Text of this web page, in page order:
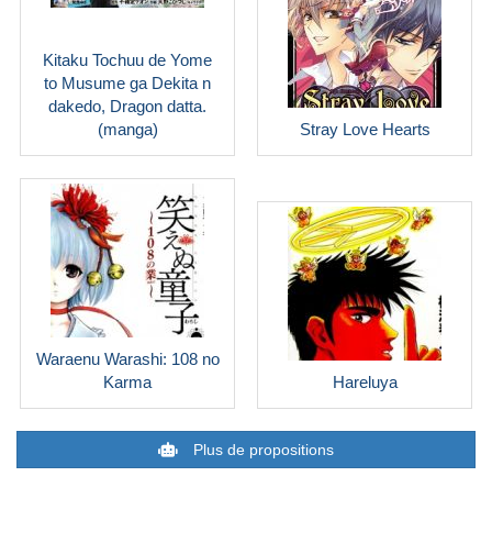
Kitaku Tochuu de Yome
to Musume ga Dekita n
dakedo, Dragon datta.
(manga)
Stray Love Hearts
Waraenu Warashi: 108 no
Karma
Hareluya
Plus de propositions